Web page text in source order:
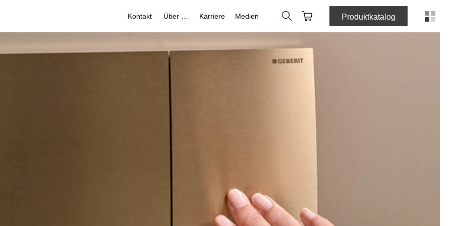
Kontakt Karriere Medien Suche WebshopProduktkatalog